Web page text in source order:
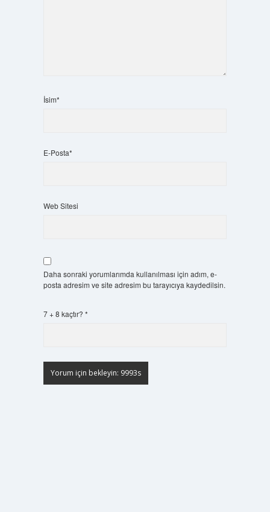
İsim*
E-Posta*
Web Sitesi
Daha sonraki yorumlarımda kullanılması için adım, e-
posta adresim ve site adresim bu tarayıcıya kaydedilsin.
7 + 8 kaçtır? *